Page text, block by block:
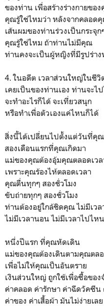
ของท่าน เพื่อสร้างร่างกายขอ
คุณรู้ใช่ไหมว่า หลังจากคลอด
เส้นผมของท่านร่วงเป็นกระจุ
คุณรู้ใช่ไหม ถ้าท่านไม่มีคุณ
ท่านคงจะเป็นผู้หญิงที่มีรูปร่า
4. ในอดีต เวลาส่วนใหญ่ในชีวิ
เคยเป็นของท่านเอง ท่านจะไ
จะทำอะไรก็ได้ จะเที่ยวสนุก
หรือทำเพื่อตัวเองแค่ไหนก็ได้
สิ่งนี้ได้เปลี่ยนไปตั้งแต่วันที่คุ
สองเดือนแรกที่คุณเกิดมา
แม่ของคุณต้องอุ้มคุณตลอดเวล
เพราะคุณร้องไห้ตลอดเวลา
คุณตื่นทุกๆ สองชั่วโมง
ขับถ่ายทุกๆ สองชั่วโมง
ท่านต้องอยู่ใกล้ชิดคุณ ไม่มีเวล
ไม่มีเวลานอน ไม่มีเวลาไปไห
หนึ่งปีแรก ที่คุณหัดเดิน
แม่ของคุณต้องเดินตามคุณตลอ
เพื่อไม่ให้คุณเป็นอันตราย
เงินส่วนใหญ่ ถูกใช้เพื่อซื้อขอ
ค่าคลอด ค่ารักษา ค่าฉีดวัคซีน
ค่าของ ค่าเสื้อผ้า มันไม่ง่ายเลย